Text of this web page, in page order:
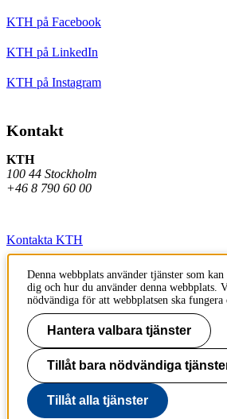
KTH på Facebook
KTH på LinkedIn
KTH på Instagram
Kontakt
KTH
100 44 Stockholm
+46 8 790 60 00
Kontakta KTH
Jobba på KTH
Press och media
Faktura och betalning KTH
Om KTH:s webbplatser
Tillgänglighetsredogörelse
Denna webbplats använder tjänster som
dig och hur du använder denna webbplats.
nödvändiga för att webbplatsen ska fungera
Hantera valbara tjänster
Tillåt bara nödvändiga
Tillåt alla tjänster